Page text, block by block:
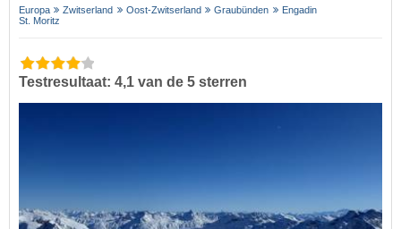
Europa Zwitserland Oost-Zwitserland Graubünden
Engadin
St. Moritz
Testresultaat: 4,1 van de 5 sterren